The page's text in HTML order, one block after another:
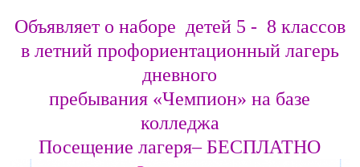
Объявляет о наборе детей 5 - 8 классов
в летний профориентационный лагерь
дневного
пребывания «Чемпион»на базе
колледжа
Посещение лагеря– БЕСПЛАТНО